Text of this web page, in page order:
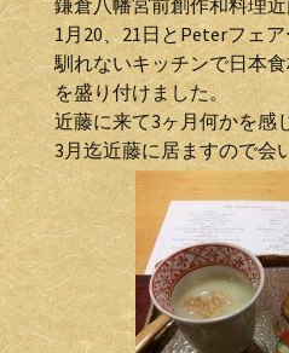
鎌倉八幡宮前創作和料理近
1月20、21日とPeterフェ
馴れないキッチンで日本
を盛り付けました。
近藤に来て3ヶ月何かを感
3月迄近藤に居ますので会